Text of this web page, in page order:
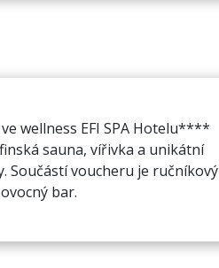
wellness EFI SPA Hotelu****
sauna, vířivka a unikátní
Součástí voucheru je ručníkový
bar.